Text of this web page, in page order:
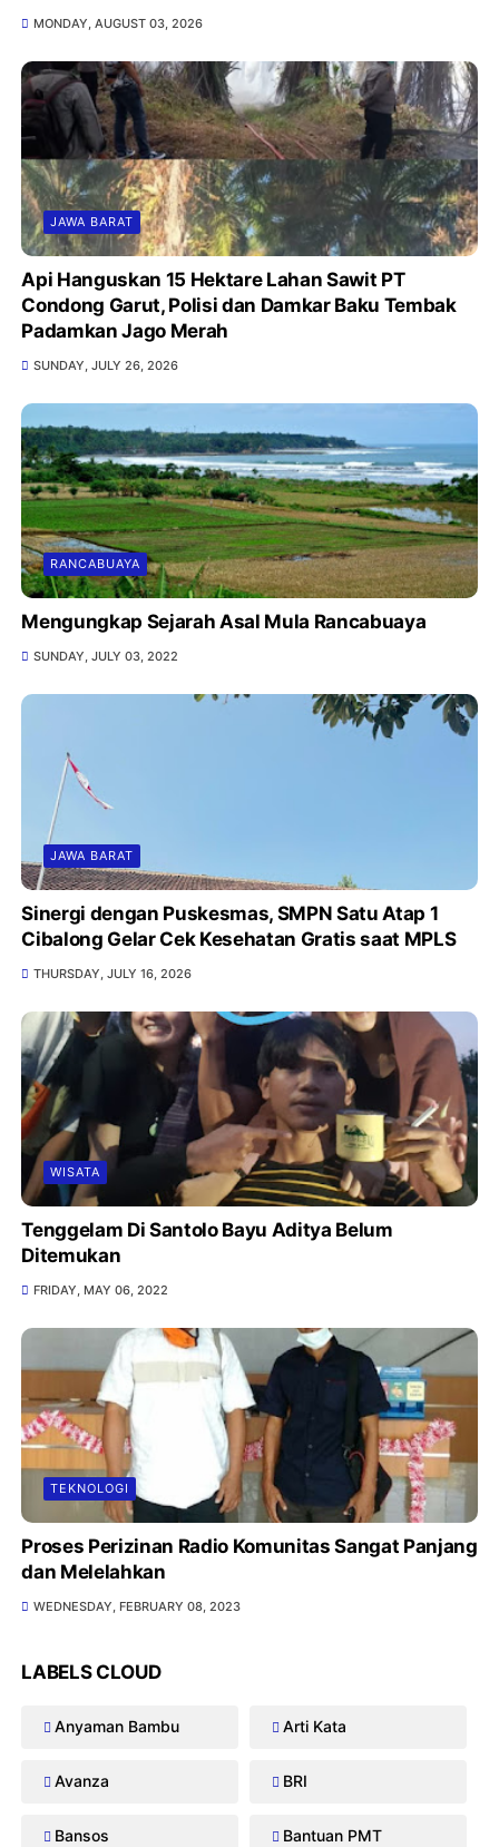
MONDAY, AUGUST 03, 2026
JAWA BARAT
Api Hanguskan 15 Hektare Lahan Sawit PT
Condong Garut, Polisi dan Damkar Baku Tembak
Padamkan Jago Merah
SUNDAY, JULY 26, 2026
RANCABUAYA
Mengungkap Sejarah Asal Mula Rancabuaya
SUNDAY, JULY 03, 2022
JAWA BARAT
Sinergi dengan Puskesmas, SMPN Satu Atap 1
Cibalong Gelar Cek Kesehatan Gratis saat MPLS
THURSDAY, JULY 16, 2026
WISATA
Tenggelam Di Santolo Bayu Aditya Belum
Ditemukan
FRIDAY, MAY 06, 2022
TEKNOLOGI
Proses Perizinan Radio Komunitas Sangat Panjang
dan Melelahkan
WEDNESDAY, FEBRUARY 08, 2023
LABELS CLOUD
Anyaman Bambu Arti Kata
Avanza BRI
Bansos Bantuan PMT